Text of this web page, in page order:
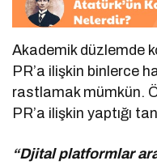
Akademik düzlemde
PR’a ilişkin binlerce
rastlamak mümkün.
PR’a ilişkin yaptığı
“Djital platformlar